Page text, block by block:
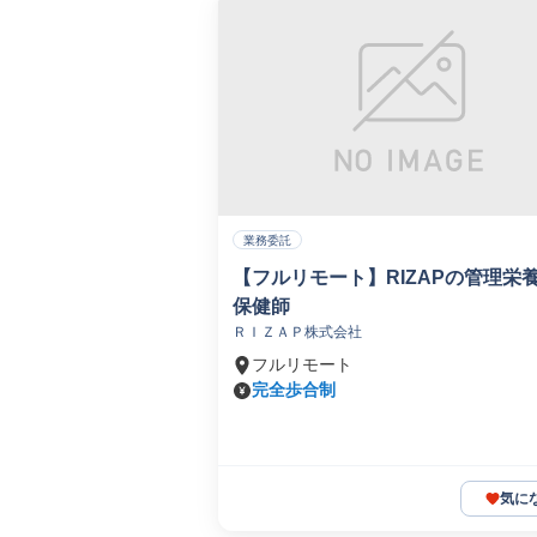
業務委託
【フルリモート】RIZAPの管理栄
保健師
ＲＩＺＡＰ株式会社
フルリモート
完全歩合制
気に